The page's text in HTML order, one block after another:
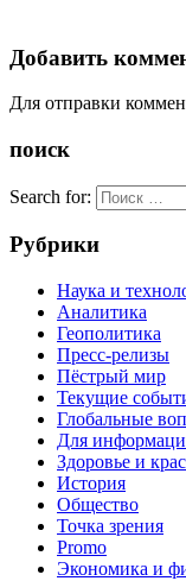
Добавить
Для отправки
поиск
Search for:
Рубрики
Наука и
Аналитика
Геополитика
Пресс-релизы
Пёстрый мир
Текущие
Глобальные
Для
Здоровье и
История
Общество
Точка зрения
Promo
Экономика и